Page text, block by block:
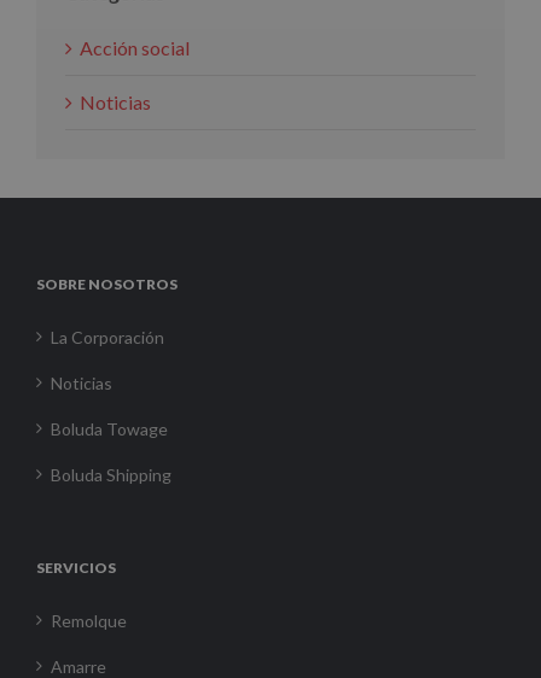
Acción social
Noticias
SOBRE NOSOTROS
La Corporación
Noticias
Boluda Towage
Boluda Shipping
SERVICIOS
Remolque
Amarre